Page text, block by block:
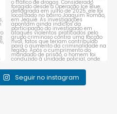
Seguir no instagram